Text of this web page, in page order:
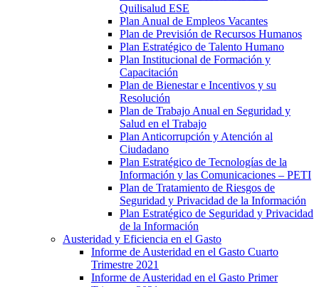
Quilisalud ESE
Plan Anual de Empleos Vacantes
Plan de Previsión de Recursos Humanos
Plan Estratégico de Talento Humano
Plan Institucional de Formación y
Capacitación
Plan de Bienestar e Incentivos y su
Resolución
Plan de Trabajo Anual en Seguridad y
Salud en el Trabajo
Plan Anticorrupción y Atención al
Ciudadano
Plan Estratégico de Tecnologías de la
Información y las Comunicaciones – PETI
Plan de Tratamiento de Riesgos de
Seguridad y Privacidad de la Información
Plan Estratégico de Seguridad y Privacidad
de la Información
Austeridad y Eficiencia en el Gasto
Informe de Austeridad en el Gasto Cuarto
Trimestre 2021
Informe de Austeridad en el Gasto Primer